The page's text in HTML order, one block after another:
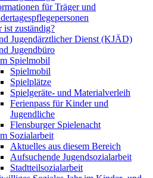
für Träger und
ist zuständig?
Jugendärztlicher Dienst (KJÄD)
Jugendbüro
Spielmobil
Spielmobil
Spielplätze
Spielgeräte- und Materialverleih
Ferienpass für Kinder und
Jugendliche
Flensburger Spielenacht
Sozialarbeit
Aktuelles aus diesem Bereich
Aufsuchende Jugendsozialarbeit
Stadtteilsozialarbeit